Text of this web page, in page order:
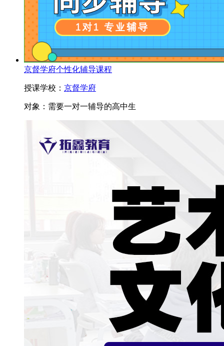
京督学府个性化辅导课程
授课学校： 京督学府
对象： 需要一对一辅导的高中生